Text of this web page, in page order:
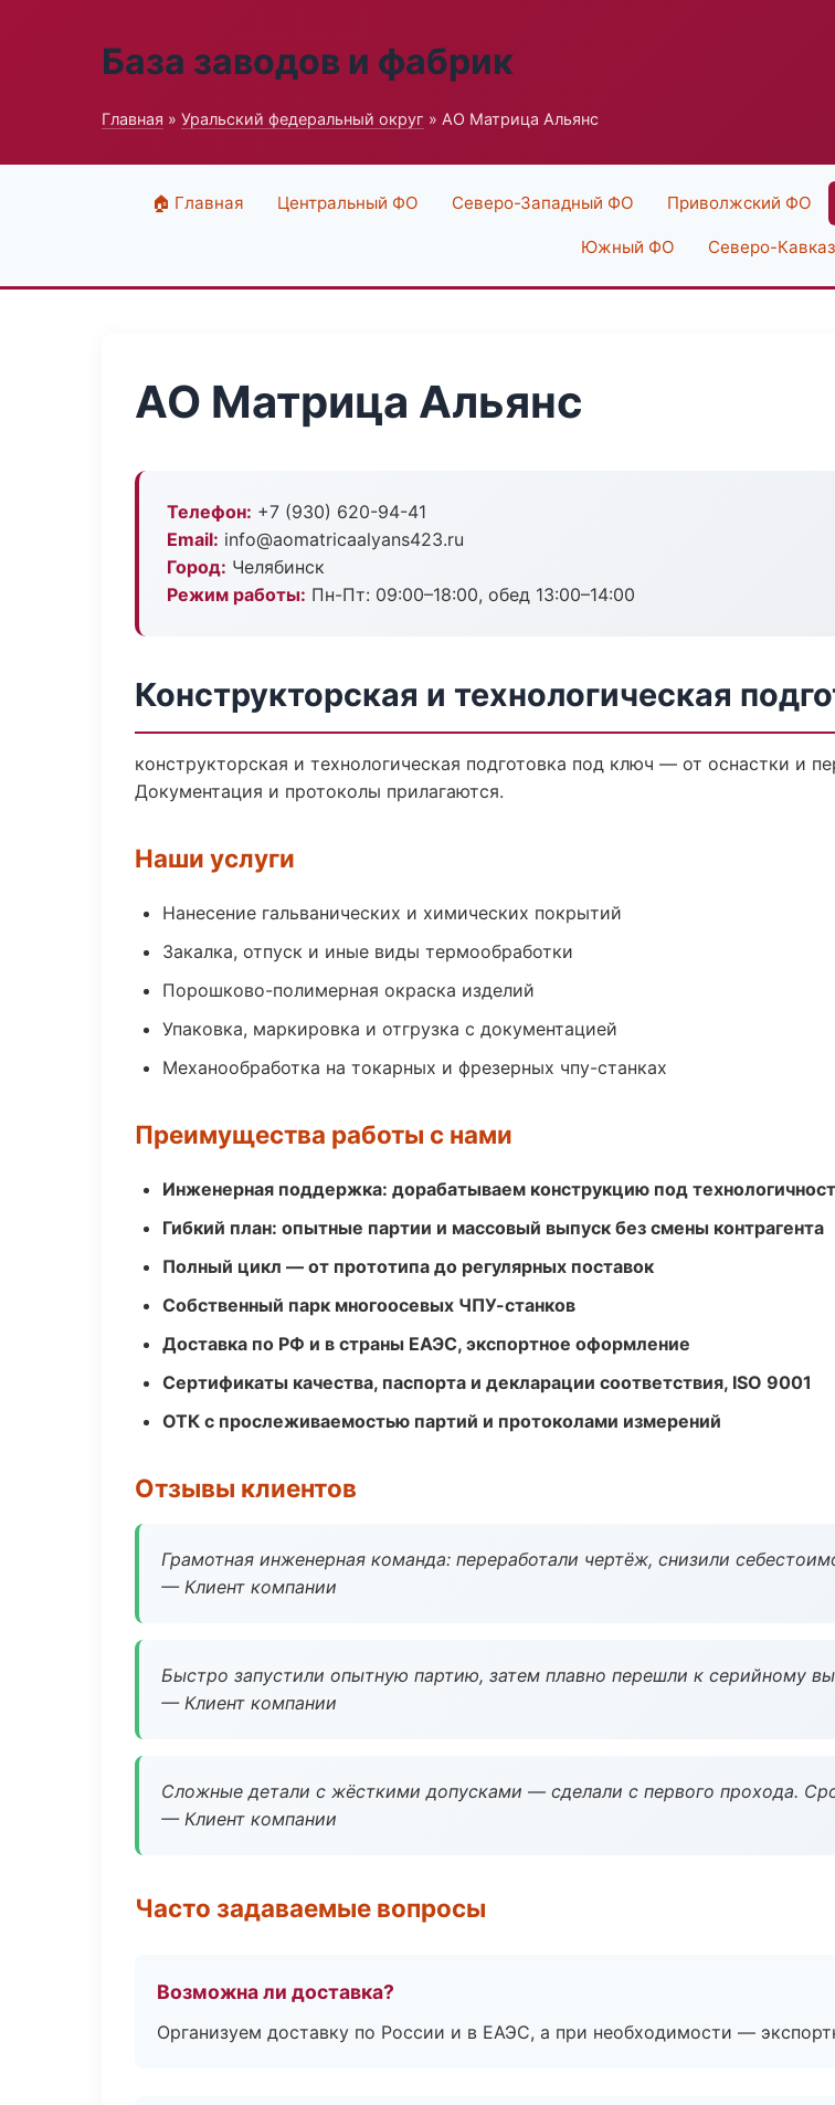
База заводов и фабрик
Главная » Уральский федеральный округ » АО Матрица Альянс
🏠 Главная Центральный ФО Северо-Западный ФО Приволжский ФО
Южный ФО Северо-
АО Матрица Альянс
Телефон: +7 (930) 620-94-41
Email: info@aomatricaalyans423.ru
Город: Челябинск
Режим работы: Пн-Пт: 09:00–18:00, обед 13:00–14:00
Конструкторская и технологическая
конструкторская и технологическая подготовка под ключ — от оснастки и
Документация и протоколы прилагаются.
Наши услуги
Нанесение гальванических и химических покрытий
Закалка, отпуск и иные виды термообработки
Порошково-полимерная окраска изделий
Упаковка, маркировка и отгрузка с документацией
Механообработка на токарных и фрезерных чпу-станках
Преимущества работы с нами
Инженерная поддержка: дорабатываем конструкцию под
Гибкий план: опытные партии и массовый выпуск без смены контрагента
Полный цикл — от прототипа до регулярных поставок
Собственный парк многоосевых ЧПУ-станков
Доставка по РФ и в страны ЕАЭС, экспортное оформление
Сертификаты качества, паспорта и декларации соответствия, ISO 9001
ОТК с прослеживаемостью партий и протоколами измерений
Отзывы клиентов
Грамотная инженерная команда: переработали чертёж, снизили
— Клиент компании
Быстро запустили опытную партию, затем плавно перешли к серийному
— Клиент компании
Сложные детали с жёсткими допусками — сделали с первого прохода.
— Клиент компании
Часто задаваемые вопросы
Возможна ли доставка?
Организуем доставку по России и в ЕАЭС, а при необходимости —